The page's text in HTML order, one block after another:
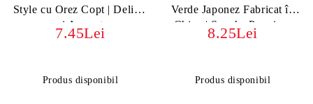
Style cu Orez Copt | Delicat
și Aromat
7.45Lei
Produs disponibil
Verde Japonez Fabricat în
China | Sencha Premium
8.25Lei
Produs disponibil